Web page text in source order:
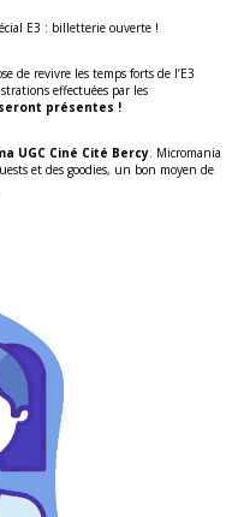
E3 : billetterie ouverte !
de revivre les temps forts de l’E3
effectuées par les
présentes !
UGC Ciné Cité Bercy. Micromania
et des goodies, un bon moyen de